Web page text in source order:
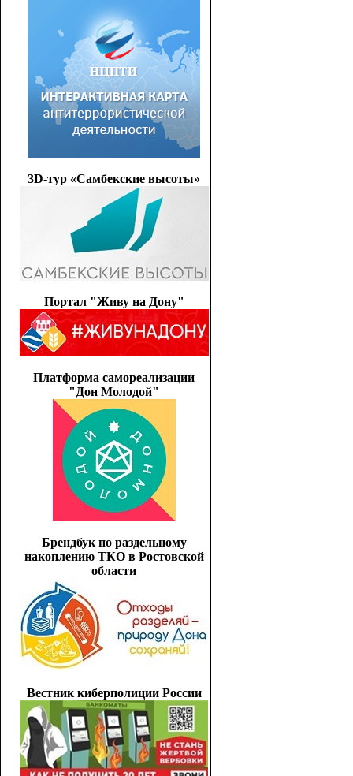
3D-тур «Самбекские высоты»
Портал "Живу на Дону"
Платформа самореализации
"Дон Молодой"
Брендбук по раздельному
накоплению ТКО в Ростовской
области
Вестник киберполиции России